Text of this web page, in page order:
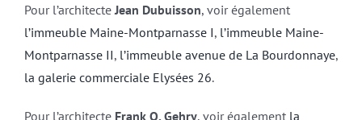
Pour l’architecte Jean Dubuisson, voir également
l’immeuble Maine-Montparnasse I, l’immeuble Maine-
Montparnasse II, l’immeuble avenue de La Bourdonnaye,
la galerie commerciale Elysées 26.
Pour l’architecte Frank O. Gehry, voir également la